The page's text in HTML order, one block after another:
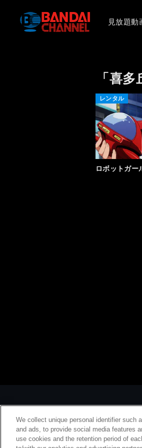
見放題動
「喜
レンタル
ロボットガー
We collect unique personal identifier such
and ads, to provide social media features
use cookies and the retention period of